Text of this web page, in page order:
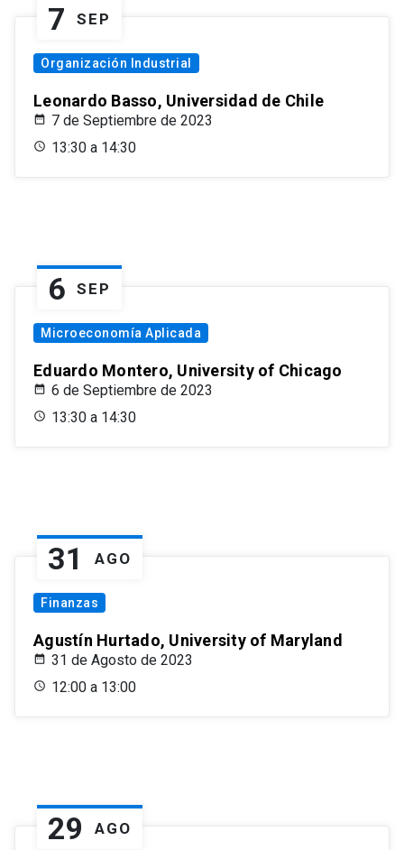
7 SEP
Organización Industrial
Leonardo Basso, Universidad de Chile
7 de Septiembre de 2023
13:30 a 14:30
6 SEP
Microeconomía Aplicada
Eduardo Montero, University of Chicago
6 de Septiembre de 2023
13:30 a 14:30
31 AGO
Finanzas
Agustín Hurtado, University of Maryland
31 de Agosto de 2023
12:00 a 13:00
29 AGO